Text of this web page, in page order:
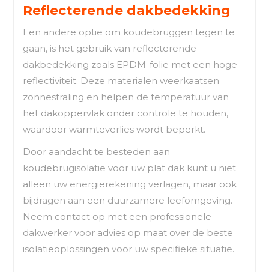
Reflecterende dakbedekking
Een andere optie om koudebruggen tegen te
gaan, is het gebruik van reflecterende
dakbedekking zoals EPDM-folie met een hoge
reflectiviteit. Deze materialen weerkaatsen
zonnestraling en helpen de temperatuur van
het dakoppervlak onder controle te houden,
waardoor warmteverlies wordt beperkt.
Door aandacht te besteden aan
koudebrugisolatie voor uw plat dak kunt u niet
alleen uw energierekening verlagen, maar ook
bijdragen aan een duurzamere leefomgeving.
Neem contact op met een professionele
dakwerker voor advies op maat over de beste
isolatieoplossingen voor uw specifieke situatie.